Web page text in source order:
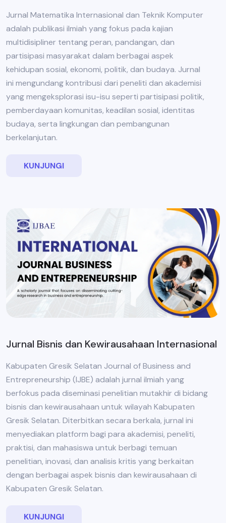
Jurnal Matematika Internasional dan Teknik Komputer
adalah publikasi ilmiah yang fokus pada kajian
multidisipliner tentang peran, pandangan, dan
partisipasi masyarakat dalam berbagai aspek
kehidupan sosial, ekonomi, politik, dan budaya. Jurnal
ini mengundang kontribusi dari peneliti dan akademisi
yang mengeksplorasi isu-isu seperti partisipasi politik,
pemberdayaan komunitas, keadilan sosial, identitas
budaya, serta lingkungan dan pembangunan
berkelanjutan.
KUNJUNGI
Jurnal Bisnis dan Kewirausahaan Internasional
Kabupaten Gresik Selatan Journal of Business and
Entrepreneurship (IJBE) adalah jurnal ilmiah yang
berfokus pada diseminasi penelitian mutakhir di bidang
bisnis dan kewirausahaan untuk wilayah Kabupaten
Gresik Selatan. Diterbitkan secara berkala, jurnal ini
menyediakan platform bagi para akademisi, peneliti,
praktisi, dan mahasiswa untuk berbagi temuan
penelitian, inovasi, dan analisis kritis yang berkaitan
dengan berbagai aspek bisnis dan kewirausahaan di
Kabupaten Gresik Selatan.
KUNJUNGI